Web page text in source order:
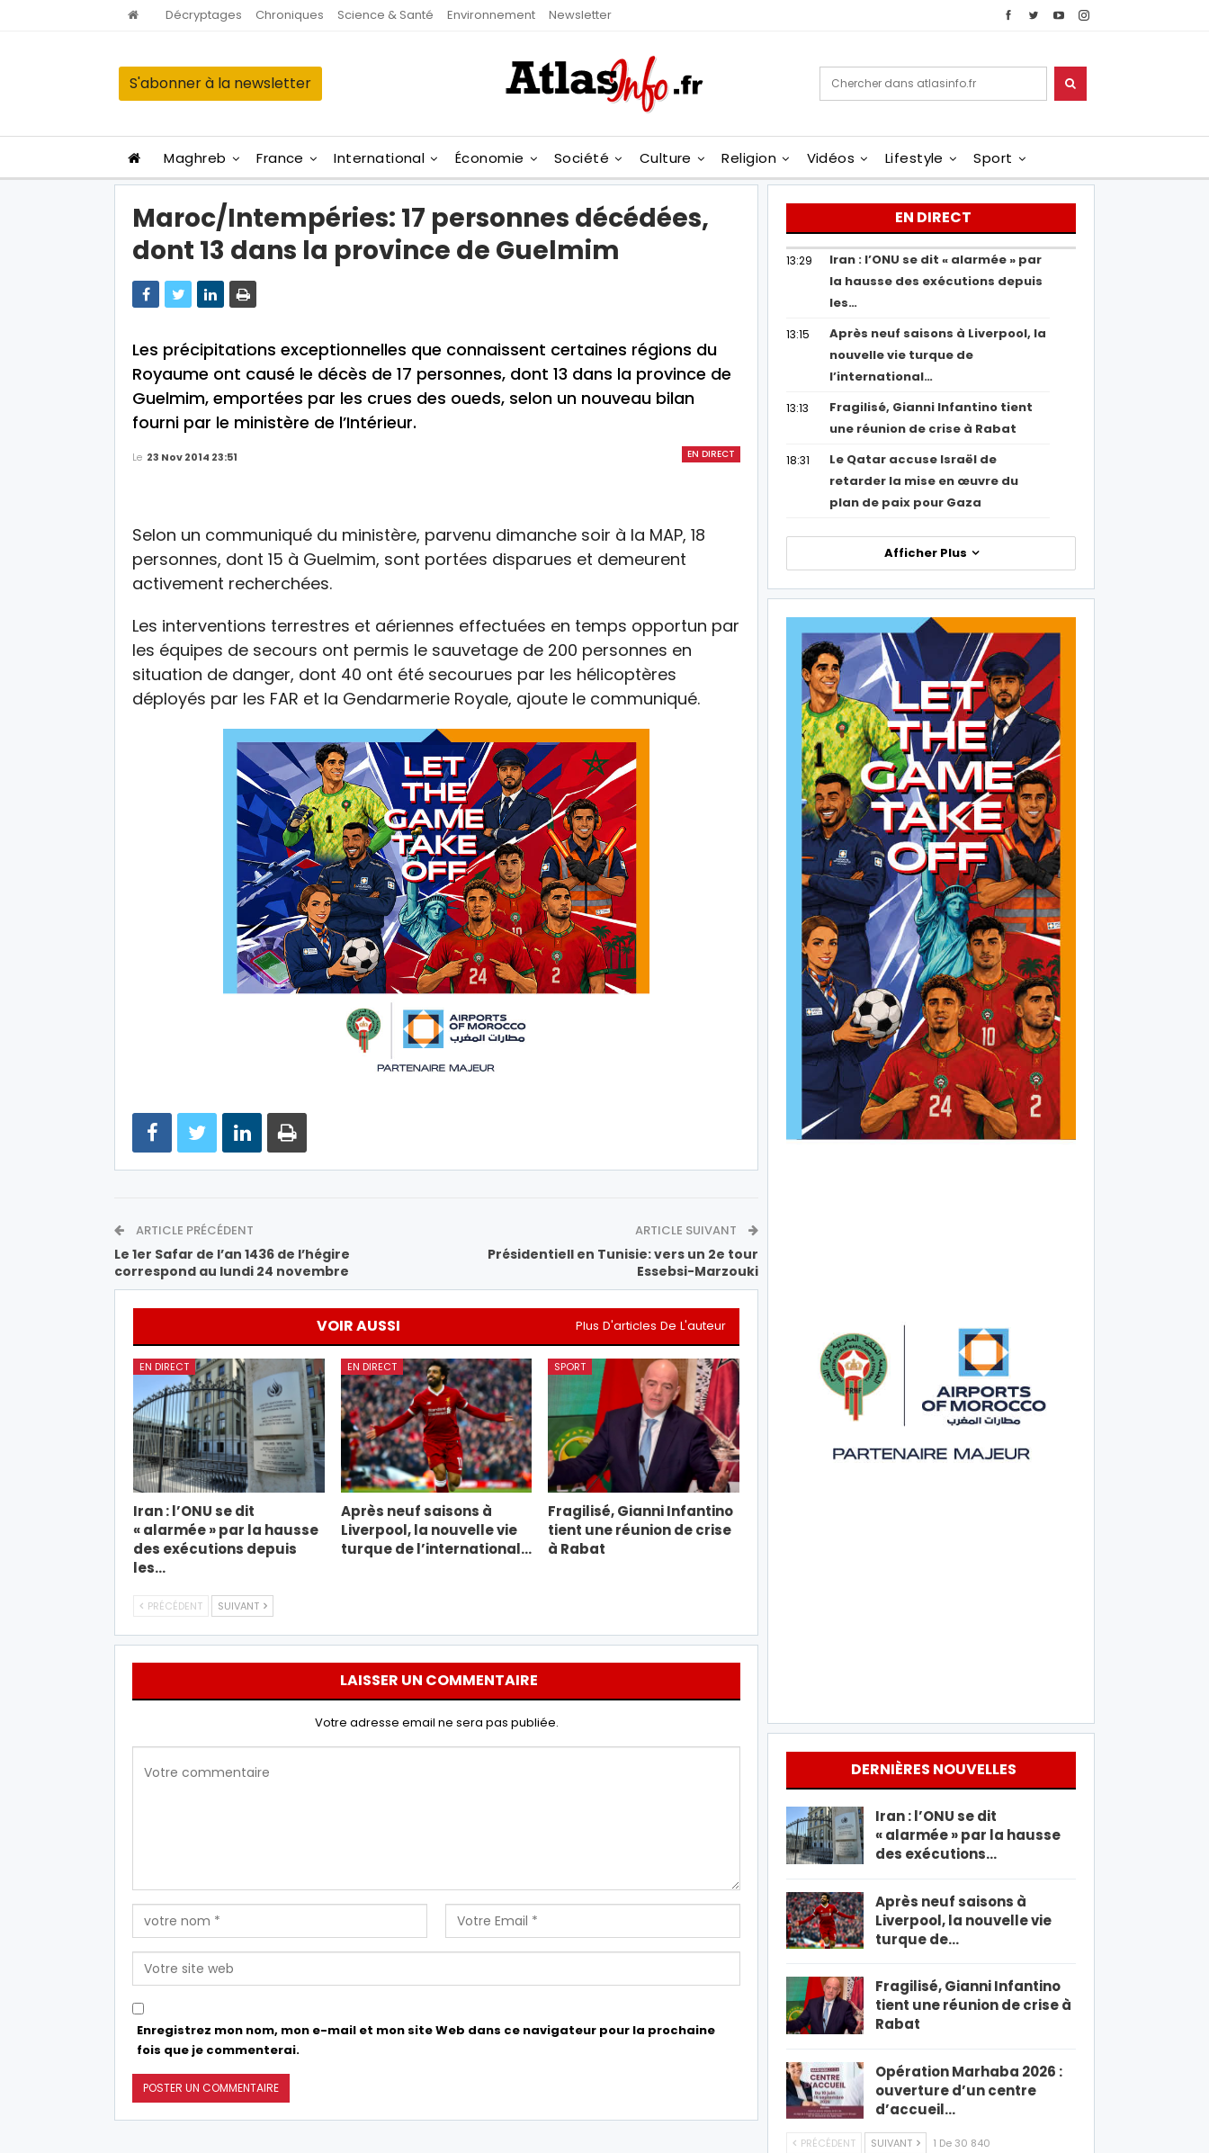
Décryptages Chroniques Science & Santé Environnement Newsletter
S'abonner à la newsletter
Maghreb France International Économie Société Culture Religion Vidéos Lifestyle Sport
Maroc/Intempéries: 17 personnes décédées,
dont 13 dans la province de Guelmim
Les précipitations exceptionnelles que connaissent certaines régions du
Royaume ont causé le décès de 17 personnes, dont 13 dans la province de
Guelmim, emportées par les crues des oueds, selon un nouveau bilan
fourni par le ministère de l’Intérieur.
EN DIRECT
Le 23 Nov 2014 23:51
Selon un communiqué du ministère, parvenu dimanche soir à la MAP, 18
personnes, dont 15 à Guelmim, sont portées disparues et demeurent
activement recherchées.
Les interventions terrestres et aériennes effectuées en temps opportun par
les équipes de secours ont permis le sauvetage de 200 personnes en
situation de danger, dont 40 ont été secourues par les hélicoptères
déployés par les FAR et la Gendarmerie Royale, ajoute le communiqué.
ARTICLE PRÉCÉDENT
Le 1er Safar de l’an 1436 de l’hégire
correspond au lundi 24 novembre
ARTICLE SUIVANT
Présidentiell en Tunisie: vers un 2e tour
Essebsi-Marzouki
VOIR AUSSI Plus D'articles De L'auteur
EN DIRECT
Iran : l’ONU se dit
« alarmée » par la hausse
des exécutions depuis
les…
EN DIRECT
Après neuf saisons à
Liverpool, la nouvelle vie
turque de l’international…
SPORT
Fragilisé, Gianni Infantino
tient une réunion de crise
à Rabat
PRÉCÉDENT SUIVANT
LAISSER UN COMMENTAIRE
Votre adresse email ne sera pas publiée.
Enregistrez mon nom, mon e-mail et mon site Web dans ce navigateur pour la prochaine
fois que je commenterai.
EN DIRECT
13:29
Iran : l’ONU se dit « alarmée » par
la hausse des exécutions depuis
les…
13:15
Après neuf saisons à Liverpool, la
nouvelle vie turque de
l’international…
13:13
Fragilisé, Gianni Infantino tient
une réunion de crise à Rabat
18:31
Le Qatar accuse Israël de
retarder la mise en œuvre du
plan de paix pour Gaza
Afficher Plus
DERNIÈRES NOUVELLES
Iran : l’ONU se dit
« alarmée » par la hausse
des exécutions…
Après neuf saisons à
Liverpool, la nouvelle vie
turque de…
Fragilisé, Gianni Infantino
tient une réunion de crise à
Rabat
Opération Marhaba 2026 :
ouverture d’un centre
d’accueil…
PRÉCÉDENT SUIVANT 1 De 30 840